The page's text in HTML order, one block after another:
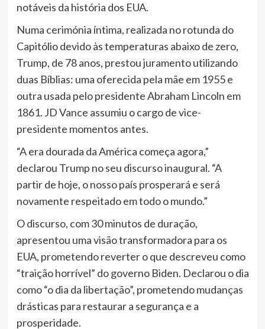
notáveis da história dos EUA.
Numa cerimónia íntima, realizada no rotunda do
Capitólio devido às temperaturas abaixo de zero,
Trump, de 78 anos, prestou juramento utilizando
duas Bíblias: uma oferecida pela mãe em 1955 e
outra usada pelo presidente Abraham Lincoln em
1861. JD Vance assumiu o cargo de vice-
presidente momentos antes.
“A era dourada da América começa agora,”
declarou Trump no seu discurso inaugural. “A
partir de hoje, o nosso país prosperará e será
novamente respeitado em todo o mundo.”
O discurso, com 30 minutos de duração,
apresentou uma visão transformadora para os
EUA, prometendo reverter o que descreveu como
“traição horrível” do governo Biden. Declarou o dia
como “o dia da libertação”, prometendo mudanças
drásticas para restaurar a segurança e a
prosperidade.